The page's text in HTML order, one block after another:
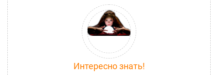
Интересно знать!